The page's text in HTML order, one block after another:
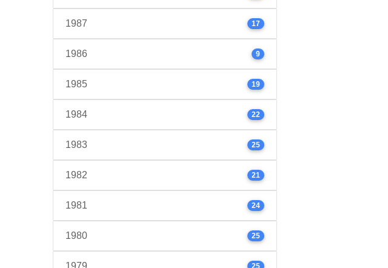
1987 17
1986 9
1985 19
1984 22
1983 25
1982 21
1981 24
1980 25
1979 25